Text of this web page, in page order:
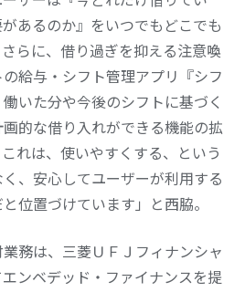
あるのか』をいつでもどこでも
らに、借り過ぎを抑える注意喚
給与・シフト管理アプリ『シフ
いた分や今後のシフトに基づく
的な借り入れができる機能の拡
れは、使いやすくする、という
、安心してユーザーが利用する
位置づけています」と西脇。
務は、三菱ＵＦＪフィナンシャ
ンベデッド・ファイナンスを提